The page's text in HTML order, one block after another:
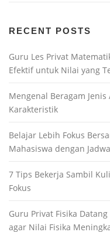
RECENT POSTS
Guru Les Privat
Efektif untuk Nilai yang
Mengenal Beragam
Karakteristik
Belajar Lebih Fokus
Mahasiswa dengan
7 Tips Bekerja Sambil
Fokus
Guru Privat Fisika
agar Nilai Fisika